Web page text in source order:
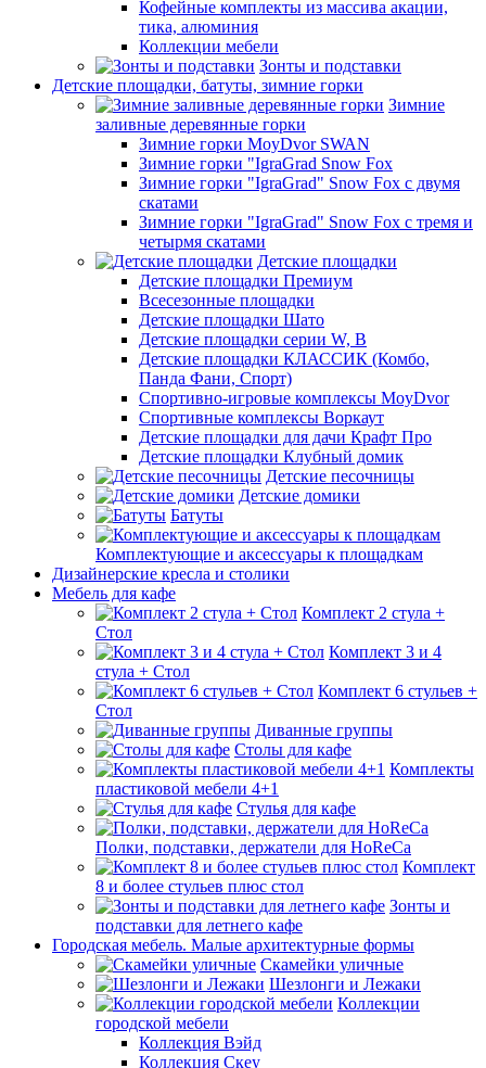
Кофейные комплекты из массива акации,
тика, алюминия
Коллекции мебели
Зонты и подставки
Детские площадки, батуты, зимние горки
Зимние
заливные деревянные горки
Зимние горки MoyDvor SWAN
Зимние горки "IgraGrad Snow Fox
Зимние горки "IgraGrad" Snow Fox с двумя
скатами
Зимние горки "IgraGrad" Snow Fox с тремя и
четырмя скатами
Детские площадки
Детские площадки Премиум
Всесезонные площадки
Детские площадки Шато
Детские площадки серии W, В
Детские площадки КЛАССИК (Комбо,
Панда Фани, Спорт)
Спортивно-игровые комплексы MoyDvor
Спортивные комплексы Воркаут
Детские площадки для дачи Крафт Про
Детские площадки Клубный домик
Детские песочницы
Детские домики
Батуты
Комплектующие и аксессуары к площадкам
Дизайнерские кресла и столики
Мебель для кафе
Комплект 2 стула +
Стол
Комплект 3 и 4
стула + Стол
Комплект 6 стульев +
Стол
Диванные группы
Столы для кафе
Комплекты
пластиковой мебели 4+1
Стулья для кафе
Полки, подставки, держатели для HoReCa
Комплект
8 и более стульев плюс стол
Зонты и
подставки для летнего кафе
Городская мебель. Малые архитектурные формы
Скамейки уличные
Шезлонги и Лежаки
Коллекции
городской мебели
Коллекция Вэйд
Коллекция Скеу